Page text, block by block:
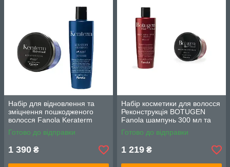
Набір для відновлення та
зміцнення пошкодженого
волосся Fanola Keraterm
шампунь, 300 мл., маска 300
мл.
Готово до відправки
1 390 ₴
Набір косметики для волосся
Реконструкція BOTUGEN
Fanola шампунь 300 мл та
маска 300 мл
Готово до відправки
1 219 ₴